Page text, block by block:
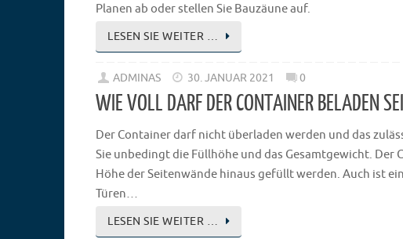
Planen ab oder stellen Sie Bauzäune auf.
LESEN SIE WEITER …
ADMINAS 30. JANUAR 2021 0
WIE VOLL DARF DER CONTAINER BELADEN
Der Container darf nicht überladen werden und das
Sie unbedingt die Füllhöhe und das Gesamtgewicht.
Höhe der Seitenwände hinaus gefüllt werden. Auch ist
Türen…
LESEN SIE WEITER …